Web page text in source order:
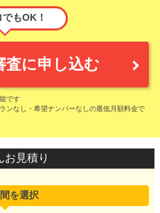
もOK！
査に申し込む
です
ンなし・希望ナンバーなしの最低月額料金で
お見積り
を選択